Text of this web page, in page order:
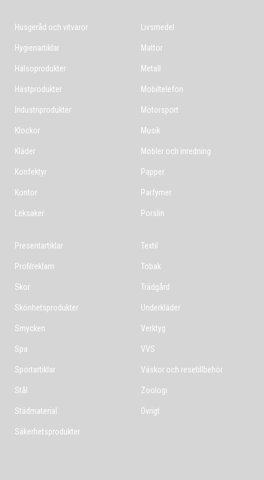
Husgeråd och vitvaror
Hygienartiklar
Hälsoprodukter
Hästprodukter
Industriprodukter
Klockor
Kläder
Konfektyr
Kontor
Leksaker
Livsmedel
Mattor
Metall
Mobiltelefon
Motorsport
Musik
Möbler och inredning
Papper
Parfymer
Porslin
Presentartiklar
Profilreklam
Skor
Skönhetsprodukter
Smycken
Spa
Sportartiklar
Stål
Städmaterial
Säkerhetsprodukter
Textil
Tobak
Trädgård
Underkläder
Verktyg
VVS
Väskor och resetillbehör
Zoologi
Övrigt